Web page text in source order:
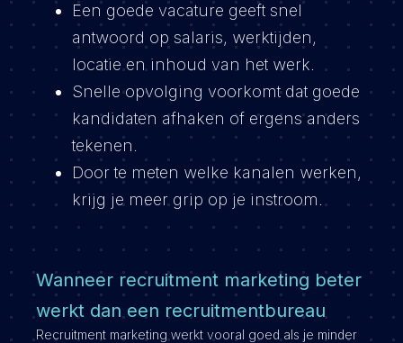
Een goede vacature geeft snel
antwoord op salaris, werktijden,
locatie en inhoud van het werk.
Snelle opvolging voorkomt dat goede
kandidaten afhaken of ergens anders
tekenen.
Door te meten welke kanalen werken,
krijg je meer grip op je instroom.
Wanneer recruitment marketing beter
werkt dan een recruitmentbureau
Recruitment marketing werkt vooral goed als je minder